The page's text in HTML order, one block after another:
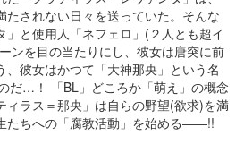
たされない日々を送っていた。そんな
」と使用人「ネフェロ」(２人とも超イ
ンを目の当たりにし、彼女は唐突に前
彼女はかつて「大神那央」という名
だ…！ 「BL」どころか「萌え」の概念
ィラス＝那央」は自らの野望(欲求)を満
たちへの「腐教活動」を始める――!!